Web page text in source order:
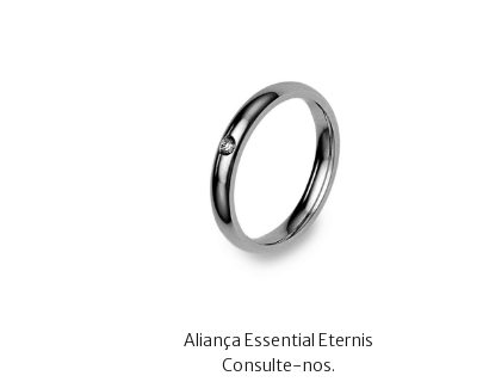
Aliança Essential Eternis
Consulte-nos.